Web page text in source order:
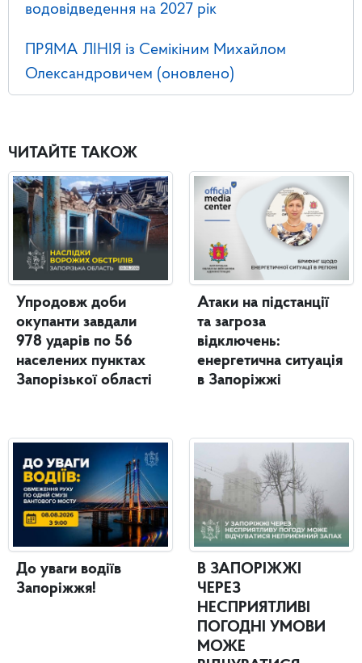
водовідведення на 2027 рік
ПРЯМА ЛІНІЯ із Семікіним Михайлом
Олександровичем (оновлено)
ЧИТАЙТЕ ТАКОЖ
Упродовж доби
окупанти завдали
978 ударів по 56
населених пунктах
Запорізької області
До уваги водіїв
Запоріжжя!
Атаки на підстанції
та загроза
відключень:
енергетична ситуація
в Запоріжжі
В ЗАПОРІЖЖІ
ЧЕРЕЗ
НЕСПРИЯТЛИВІ
ПОГОДНІ УМОВИ
МОЖЕ